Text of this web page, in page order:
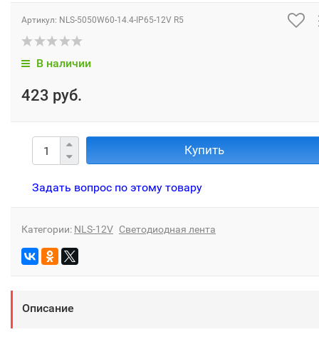
Артикул: NLS-5050W60-14.4-IP65-12V R5
В наличии
423 руб.
Купить
Задать вопрос по этому товару
Категории: NLS-12V Светодиодная лента
Описание